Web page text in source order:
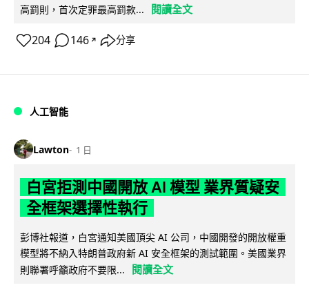
高罰則，首次定罪最高罰款...
閱讀全文
204 146 ↗ 分享
人工智能
Lawton 1 日
白宮拒測中國開放 AI 模型 業界質疑安
全框架選擇性執行
彭博社報道，白宮通知美國頂尖 AI 公司，中國開發的開放權重
模型將不納入特朗普政府新 AI 安全框架的測試範圍。美國業界
則聯署呼籲政府不要限...
閱讀全文